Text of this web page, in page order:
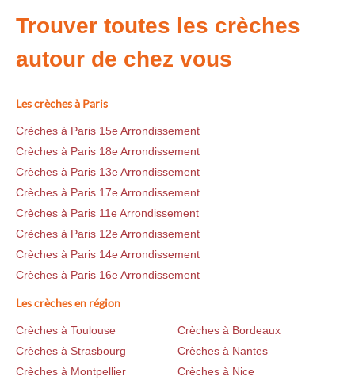
Trouver toutes les crèches
autour de chez vous
Les crèches à Paris
Crèches à Paris 15e Arrondissement
Crèches à Paris 18e Arrondissement
Crèches à Paris 13e Arrondissement
Crèches à Paris 17e Arrondissement
Crèches à Paris 11e Arrondissement
Crèches à Paris 12e Arrondissement
Crèches à Paris 14e Arrondissement
Crèches à Paris 16e Arrondissement
Les crèches en région
Crèches à Toulouse
Crèches à Bordeaux
Crèches à Strasbourg
Crèches à Nantes
Crèches à Montpellier
Crèches à Nice